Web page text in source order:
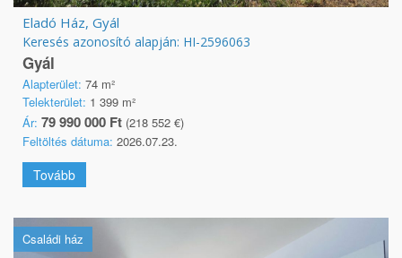
Eladó Ház, Gyál
Keresés azonosító alapján: HI-2596063
Gyál
Alapterület: 74 m²
Telekterület: 1 399 m²
Ár: 79 990 000 Ft (218 552 €)
Feltöltés dátuma: 2026.07.23.
Tovább
Családi ház